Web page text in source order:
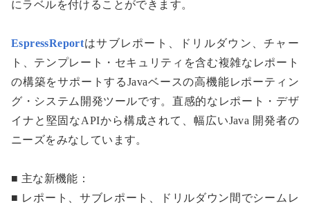
にラベルを付けることができます。
EspressReportはサブレポート、ドリルダウン、チャー
ト、テンプレート・セキュリティを含む複雑なレポート
の構築をサポートするJavaベースの高機能レポーティン
グ・システム開発ツールです。直感的なレポート・デザ
イナと堅固なAPIから構成されて、幅広いJava 開発者の
ニーズをみなしています。
■ 主な新機能：
■ レポート、サブレポート、ドリルダウン間でシームレ